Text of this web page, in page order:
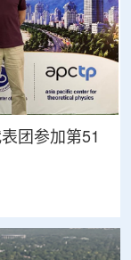
团参加第51